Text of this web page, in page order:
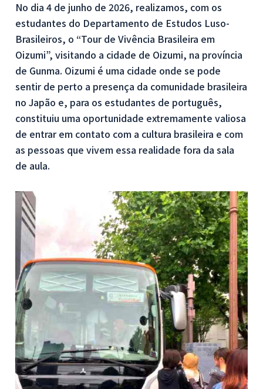
No dia 4 de junho de 2026, realizamos, com os
estudantes do Departamento de Estudos Luso-
Brasileiros, o “Tour de Vivência Brasileira em
Oizumi”, visitando a cidade de Oizumi, na província
de Gunma. Oizumi é uma cidade onde se pode
sentir de perto a presença da comunidade brasileira
no Japão e, para os estudantes de português,
constituiu uma oportunidade extremamente valiosa
de entrar em contato com a cultura brasileira e com
as pessoas que vivem essa realidade fora da sala
de aula.